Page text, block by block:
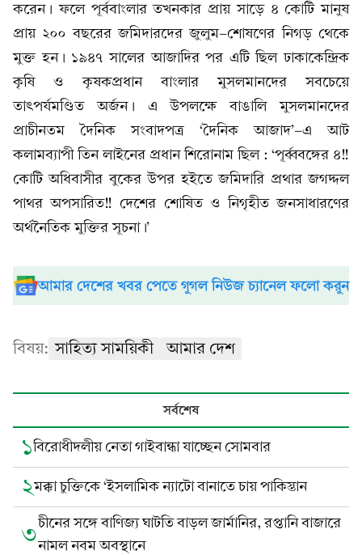
করেন। ফলে পূর্ববাংলার তখনকার প্রায় সাড়ে ৪ কোটি মানুষ
প্রায় ২০০ বছরের জমিদারদের জুলুম-শোষণের নিগড় থেকে
মুক্ত হন। ১৯৪৭ সালের আজাদির পর এটি ছিল ঢাকাকেন্দ্রিক
কৃষি ও কৃষকপ্রধান বাংলার মুসলমানদের সবচেয়ে
তাৎপর্যমণ্ডিত অর্জন। এ উপলক্ষে বাঙালি মুসলমানদের
প্রাচীনতম দৈনিক সংবাদপত্র ‘দৈনিক আজাদ’-এ আট
কলামব্যাপী তিন লাইনের প্রধান শিরোনাম ছিল : ‘পূর্ব্ববঙ্গের ৪!!
কোটি অধিবাসীর বুকের উপর হইতে জমিদারি প্রথার জগদ্দল
পাথর অপসারিত!! দেশের শোষিত ও নিগৃহীত জনসাধারণের
অর্থনৈতিক মুক্তির সূচনা।’
আমার দেশের খবর পেতে গুগল নিউজ চ্যানেল ফলো করুন
বিষয়: সাহিত্য সাময়িকী আমার দেশ
সর্বশেষ
১বিরোধীদলীয় নেতা গাইবান্ধা যাচ্ছেন সোমবার
২মক্কা চুক্তিকে ‘ইসলামিক ন্যাটো বানাতে চায় পাকিস্তান
৩চীনের সঙ্গে বাণিজ্য ঘাটতি বাড়ল জার্মানির, রপ্তানি বাজারে
নামল নবম অবস্থানে